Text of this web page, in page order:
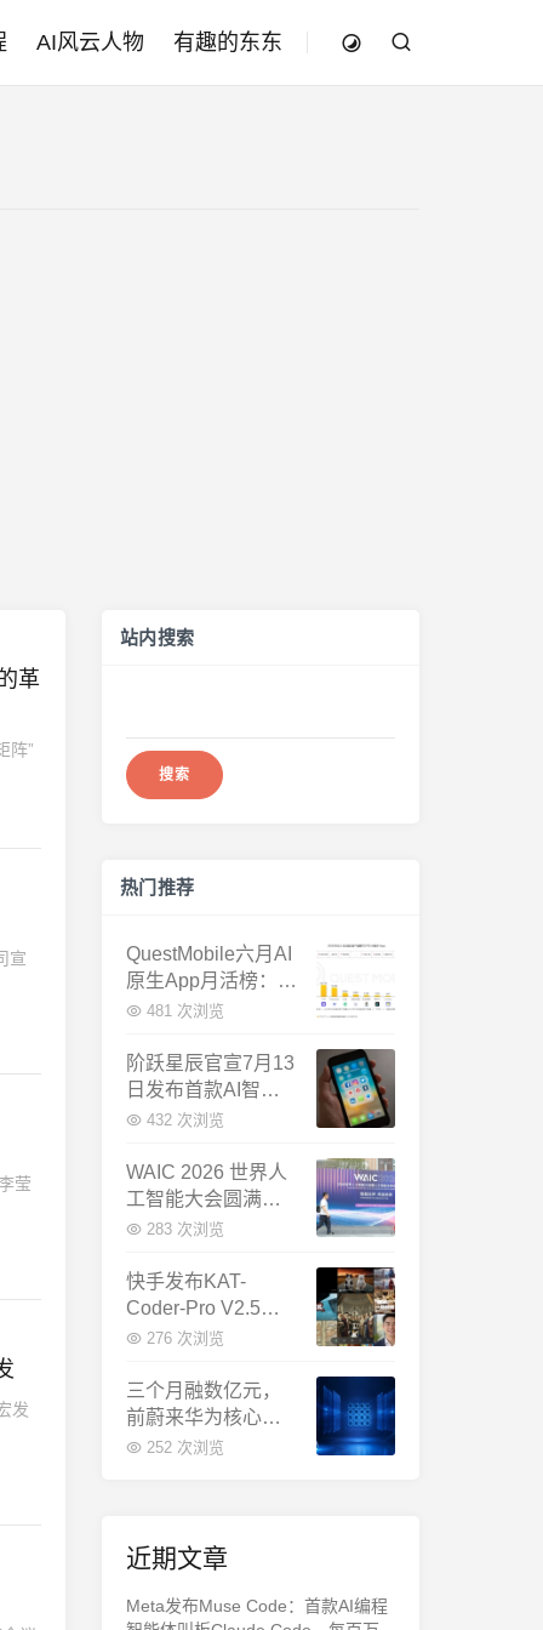
AI风云人物 有趣的东东
革
阵”
宣
莹
发
站内搜索
热门推荐
QuestMobile六月AI
原生App月活榜：豆
包3.8亿断层第一，
倍
481 次浏览
阶跃星辰官宣7月13
日发布首款AI智能
体终端：大模型公
432 次浏览
WAIC 2026 世界人
工智能大会圆满闭
幕：多项重磅成果
球AI合作新中心
283 次浏览
快手发布KAT-
Coder-Pro V2.5：
首个能端到端跑通
编程模型
276 次浏览
三个月融数亿元，
前蔚来华为核心成
员联手创立日冕开
252 次浏览
近期文章
Meta发布Muse Code：首款AI编程